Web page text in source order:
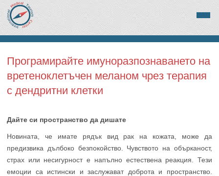
Програмирайте имуноразпознаването на
вретеноклетъчен меланом чрез терапия
с дендритни клетки
Дайте си пространство да дишате
Новината, че имате рядък вид рак на кожата, може да
предизвика дълбоко безпокойство. Чувството на обърканост,
страх или несигурност е напълно естествена реакция. Тези
емоции са истински и заслужават доброта и пространство.